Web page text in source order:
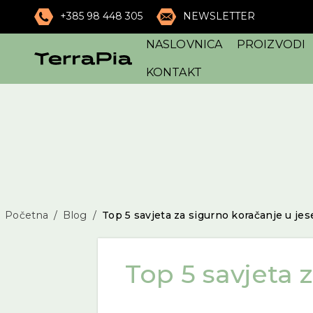
+385 98 448 305 NEWSLETTER
NASLOVNICA PROIZVODI
KONTAKT
Početna Blog Top 5 savjeta za sigurno koračanje u
Top 5 savjeta